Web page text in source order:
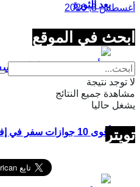
بعد الثورة
أقوى 10 جوازات سفر في إفريقيا لعام 2026
أغسطس 8, 2026
ابحث في الموقع
لا توجد نتيجة
مشاهدة جميع النتائج
يشغل حاليا
تويتر